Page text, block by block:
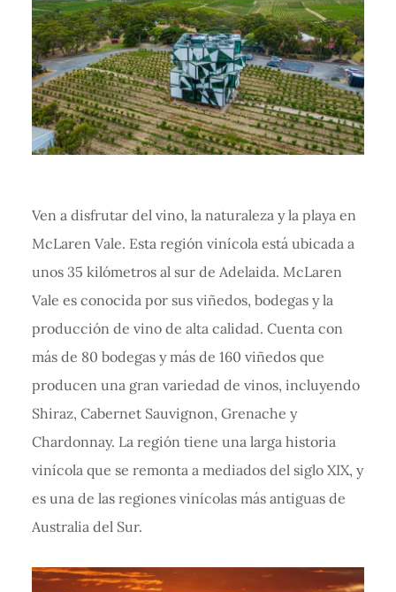
Ven a disfrutar del vino, la naturaleza y la playa en
McLaren Vale. Esta región vinícola está ubicada a
unos 35 kilómetros al sur de Adelaida. McLaren
Vale es conocida por sus viñedos, bodegas y la
producción de vino de alta calidad. Cuenta con
más de 80 bodegas y más de 160 viñedos que
producen una gran variedad de vinos, incluyendo
Shiraz, Cabernet Sauvignon, Grenache y
Chardonnay. La región tiene una larga historia
vinícola que se remonta a mediados del siglo XIX, y
es una de las regiones vinícolas más antiguas de
Australia del Sur.